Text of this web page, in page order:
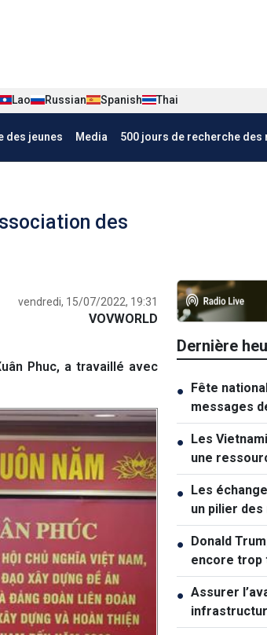
Lao Russian Spanish Thai
des jeunes Media 500 jours de recherche des
des
vendredi, 15/07/2022, 19:31
VOVWORLD
Phuc, a travaillé avec
Dernière
● Fête
messages
Lâm et de
● Les
une
majeure
nationale
● Les
un pilier
Australie
● Donald
encore trop
succession
● Assurer